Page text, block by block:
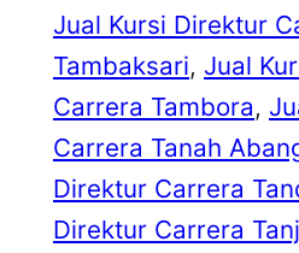
Jual Kursi Direktur
Tambaksari, Jual
Carrera Tambora,
Carrera Tanah
Direktur Carrera
Direktur Carrera